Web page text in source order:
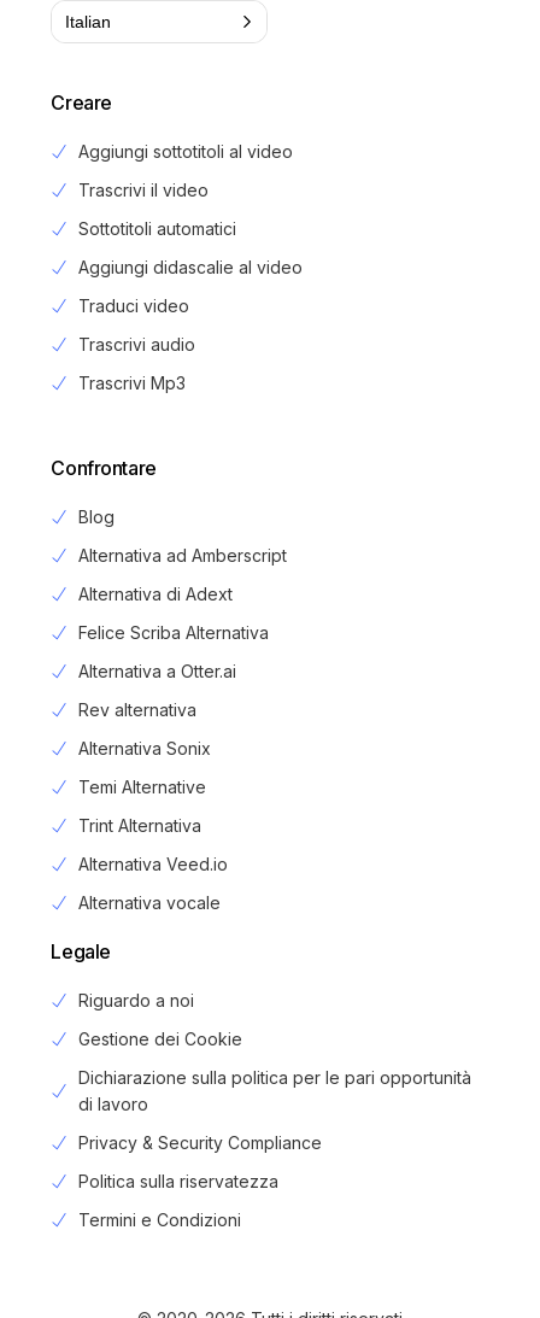
Italian
Creare
Aggiungi sottotitoli al video
Trascrivi il video
Sottotitoli automatici
Aggiungi didascalie al video
Traduci video
Trascrivi audio
Trascrivi Mp3
Confrontare
Blog
Alternativa ad Amberscript
Alternativa di Adext
Felice Scriba Alternativa
Alternativa a Otter.ai
Rev alternativa
Alternativa Sonix
Temi Alternative
Trint Alternativa
Alternativa Veed.io
Alternativa vocale
Legale
Riguardo a noi
Gestione dei Cookie
Dichiarazione sulla politica per le pari opportunità
di lavoro
Privacy & Security Compliance
Politica sulla riservatezza
Termini e Condizioni